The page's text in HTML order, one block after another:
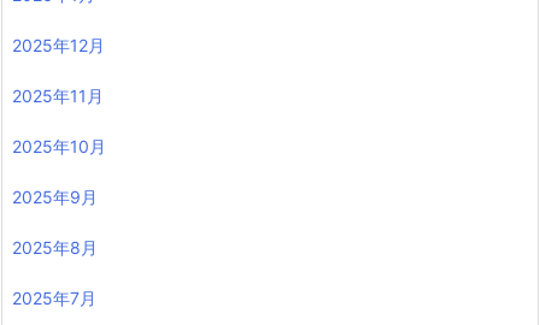
2025年12月
2025年11月
2025年10月
2025年9月
2025年8月
2025年7月